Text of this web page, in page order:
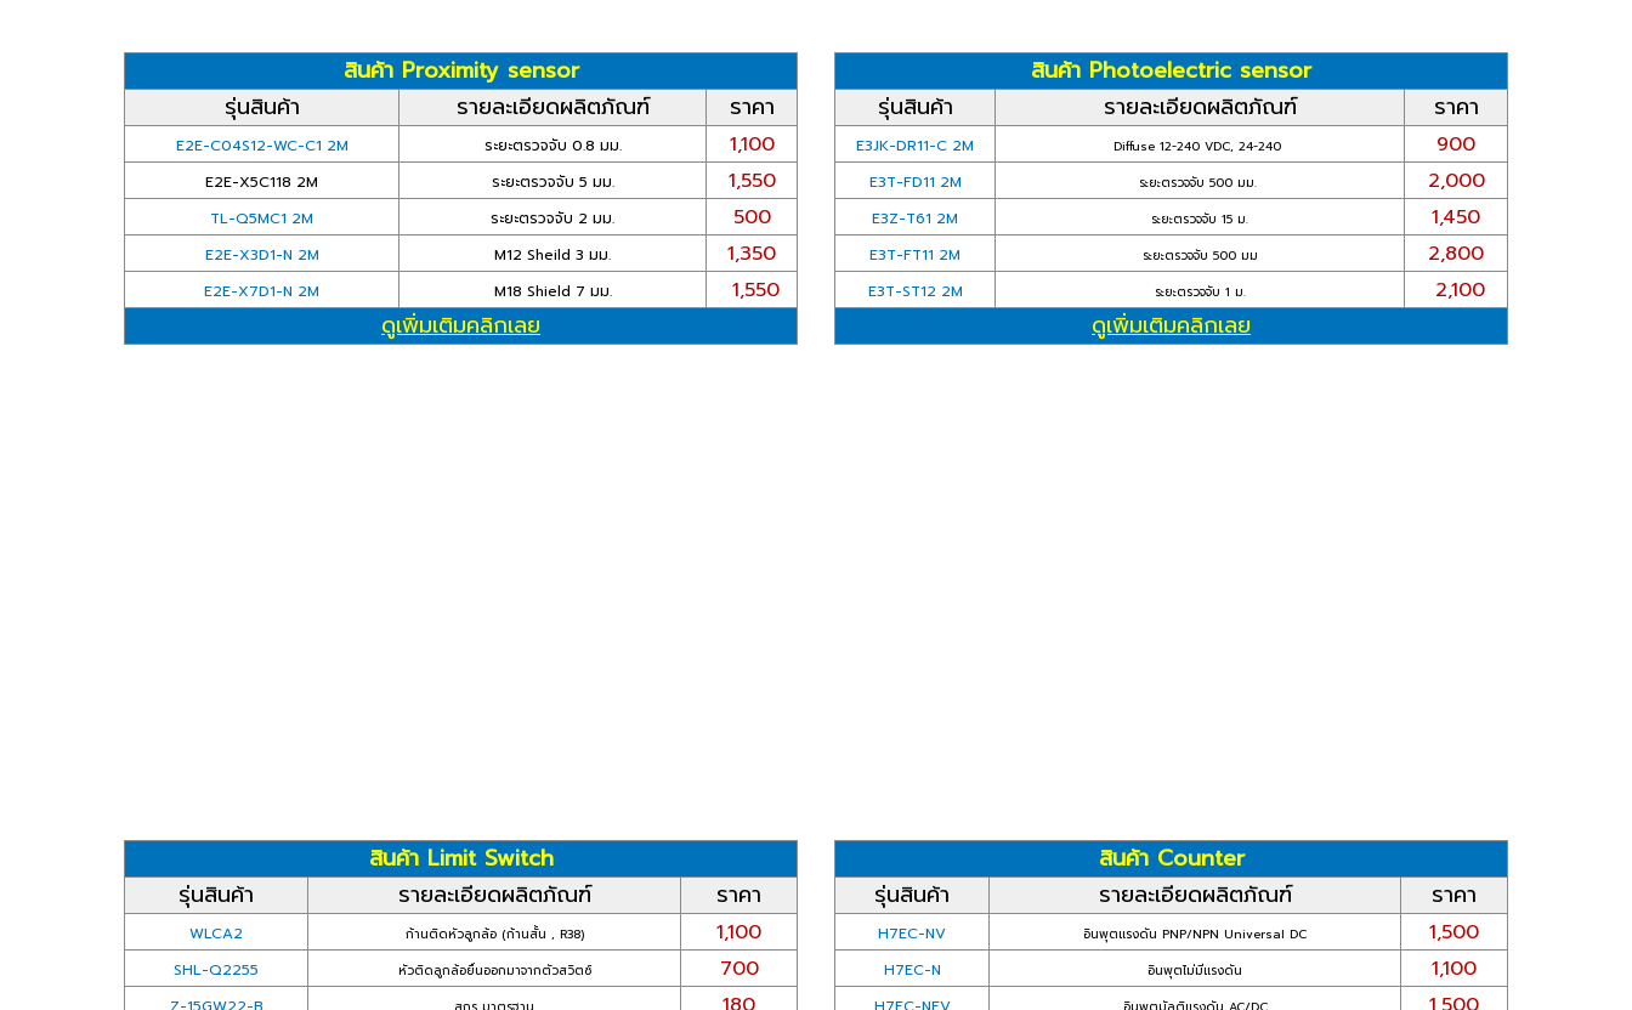
สินค้า Proximity sensor
รุ่นสินค้า
รายละเอียดผลิตภัณฑ์ ราคา
E2E-C04S12-WC-C1 2M ระยะตรวจจับ 0.8 มม. 1,100
E2E-X5C118 2M ระยะตรวจจับ 5 มม. 1,550
TL-Q5MC1 2M ระยะตรวจจับ 2 มม. 500
E2E-X3D1-N 2M M12 Sheild 3 มม. 1,350
E2E-X7D1-N 2M M18 Shield 7 มม. 1,550
ดูเพิ่มเติมคลิกเลย
สินค้า Photoelectric sensor
รุ่นสินค้า
รายละเอียดผลิตภัณฑ์ ราคา
E3JK-DR11-C 2M Diffuse 12-240 VDC, 24-240 900
E3T-FD11 2M ระยะตรวจจับ 500 มม. 2,000
E3Z-T61 2M ระยะตรวจจับ 15 ม. 1,450
E3T-FT11 2M ระยะตรวจจับ 500 มม 2,800
E3T-ST12 2M ระยะตรวจจับ 1 ม. 2,100
ดูเพิ่มเติมคลิกเลย
สินค้า Limit Switch
รุ่นสินค้า
รายละเอียดผลิตภัณฑ์ ราคา
WLCA2 ก้านติดหัวลูกล้อ (ก้านสั้น , R38) 1,100
SHL-Q2255 หัวติดลูกล้อยื่นออกมาจากตัวสวิตซ์ 700
สินค้า Counter
รุ่นสินค้า
รายละเอียดผลิตภัณฑ์ ราคา
H7EC-NV อินพุตแรงดัน PNP/NPN Universal DC 1,500
H7EC-N อินพุตไม่มีแรงดัน 1,100